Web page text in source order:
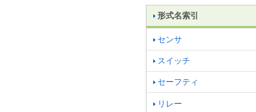
形式名索引
センサ
スイッチ
セーフティ
リレー